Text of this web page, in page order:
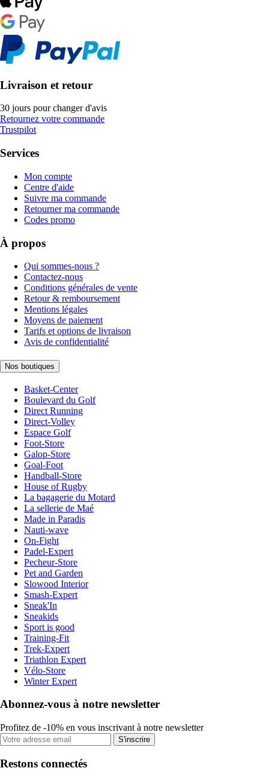
Livraison et retour
30 jours pour changer d'avis
Retournez votre commande
Trustpilot
Services
Mon compte
Centre d'aide
Suivre ma commande
Retourner ma commande
Codes promo
À propos
Qui sommes-nous ?
Contactez-nous
Conditions générales de vente
Retour & remboursement
Mentions légales
Moyens de paiement
Tarifs et options de livraison
Avis de confidentialité
Nos boutiques
Basket-Center
Boulevard du Golf
Direct Running
Direct-Volley
Espace Golf
Foot-Store
Galop-Store
Goal-Foot
Handball-Store
House of Rugby
La bagagerie du Motard
La sellerie de Maé
Made in Paradis
Nauti-wave
On-Fight
Padel-Expert
Pecheur-Store
Pet and Garden
Slowood Interior
Smash-Expert
Sneak'In
Sneakids
Sport is good
Training-Fit
Trek-Expert
Triathlon Expert
Vélo-Store
Winter Expert
Abonnez-vous à notre newsletter
Profitez de -10% en vous inscrivant à notre newsletter
S'inscrire
Restons connectés